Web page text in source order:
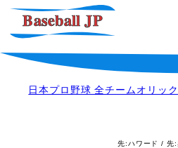
日本プロ野球 全チームオリッ
先:ハワード / 先: